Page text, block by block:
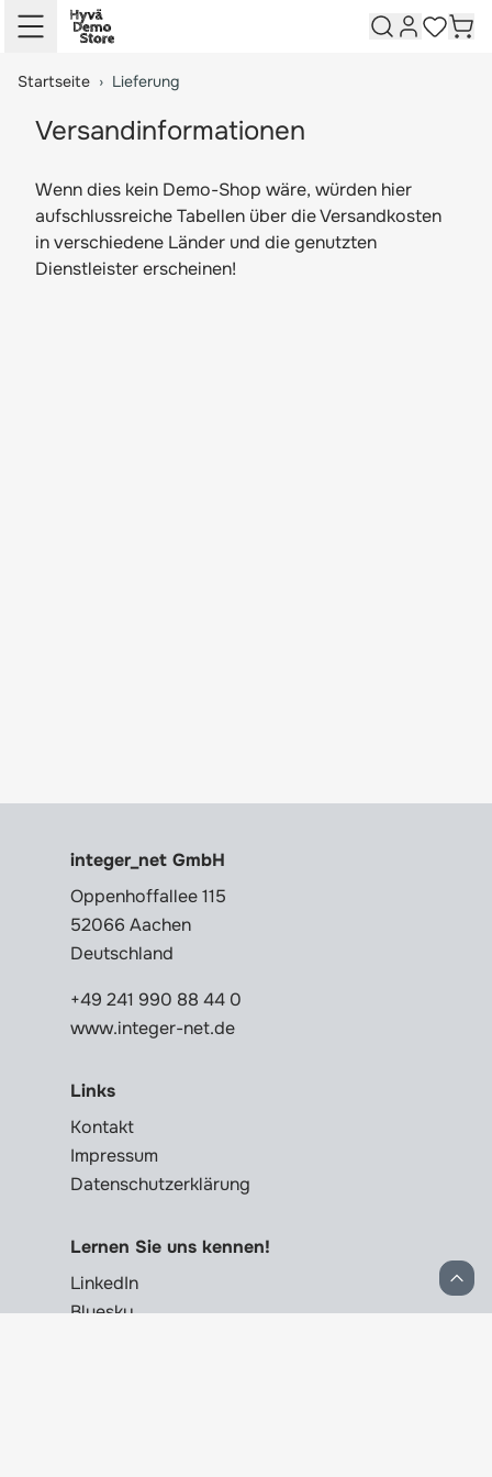
Springe zum Hauptinhalt
Springe zur Suche
Startseite › Lieferung
Versandinformationen
Wenn dies kein Demo-Shop wäre, würden hier
aufschlussreiche Tabellen über die Versandkosten
in verschiedene Länder und die genutzten
Dienstleister erscheinen!
integer_net GmbH
Oppenhoffallee 115
52066 Aachen
Deutschland
+49 241 990 88 44 0
www.integer-net.de
Links
Kontakt
Impressum
Datenschutzerklärung
Lernen Sie uns kennen!
LinkedIn
Bluesky